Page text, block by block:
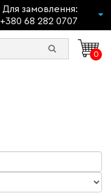
Для замовлення:
+380 68 282 0707
0